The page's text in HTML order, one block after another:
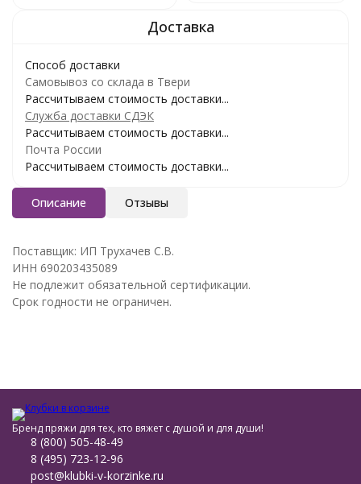
Способ доставки
Самовывоз со склада в Твери
Рассчитываем стоимость доставки...
Служба доставки СДЭК
Рассчитываем стоимость доставки...
Почта России
Рассчитываем стоимость доставки...
Описание Отзывы
Поставщик: ИП Трухачев С.В.
ИНН 690203435089
Не подлежит обязательной сертификации.
Срок годности не ограничен.
Бренд пряжи для тех, кто вяжет с душой и для души!
8 (800) 505-48-49
8 (495) 723-12-96
post@klubki-v-korzinke.ru